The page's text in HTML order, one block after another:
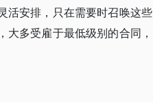
活安排，只在需要时召唤这些
多受雇于最低级别的合同，